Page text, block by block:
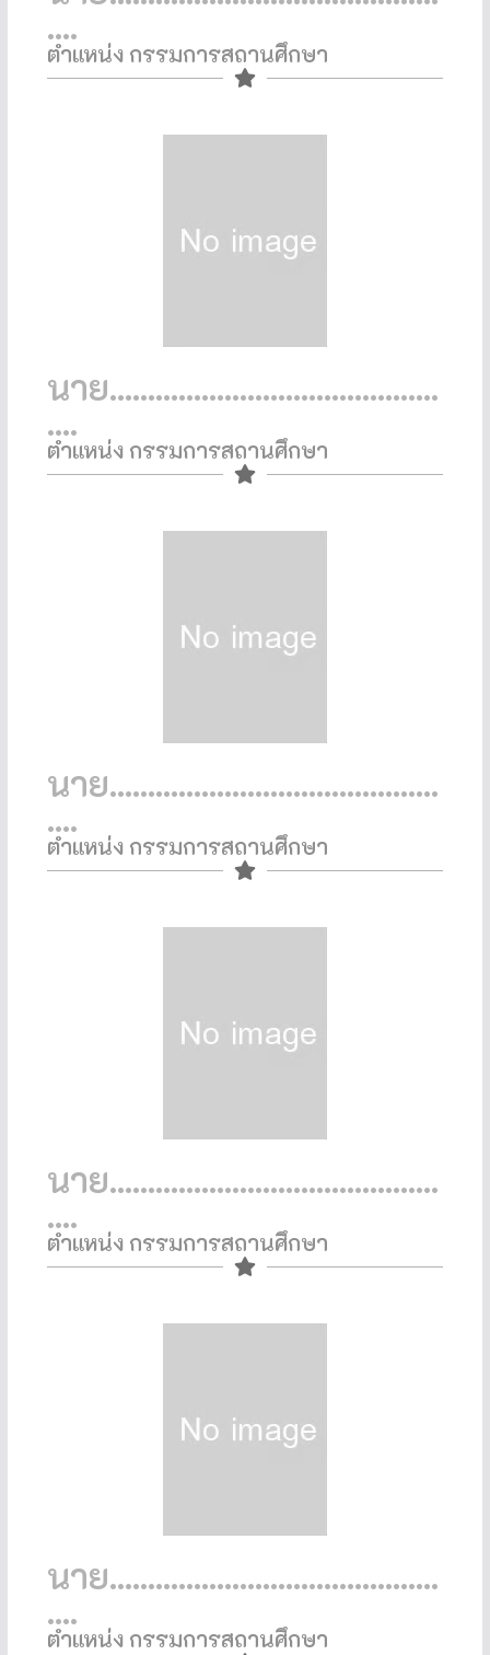
....
ตำแหน่ง กรรมการสถานศึกษา​
นาย...........................................
....
ตำแหน่ง กรรมการสถานศึกษา​
นาย...........................................
....
ตำแหน่ง กรรมการสถานศึกษา​
นาย...........................................
....
ตำแหน่ง กรรมการสถานศึกษา​
นาย...........................................
....
ตำแหน่ง กรรมการสถานศึกษา​